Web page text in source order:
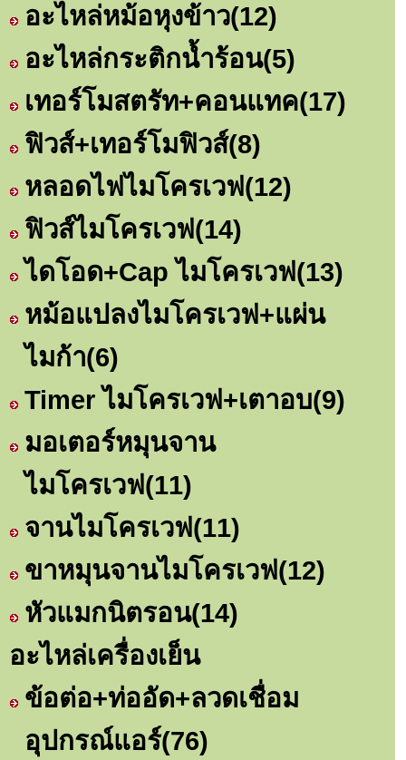
อะไหล่หม้อหุงข้าว(12)
อะไหล่กระติกน้ำร้อน(5)
เทอร์โมสตรัท+คอนแทค(17)
ฟิวส์+เทอร์โมฟิวส์(8)
หลอดไฟไมโครเวฟ(12)
ฟิวส์ไมโครเวฟ(14)
ไดโอด+Cap ไมโครเวฟ(13)
หม้อแปลงไมโครเวฟ+แผ่น
ไมก้า(6)
Timer ไมโครเวฟ+เตาอบ(9)
มอเตอร์หมุนจาน
ไมโครเวฟ(11)
จานไมโครเวฟ(11)
ขาหมุนจานไมโครเวฟ(12)
หัวแมกนิตรอน(14)
อะไหล่เครื่องเย็น
ข้อต่อ+ท่ออัด+ลวดเชื่อม
อุปกรณ์แอร์(76)